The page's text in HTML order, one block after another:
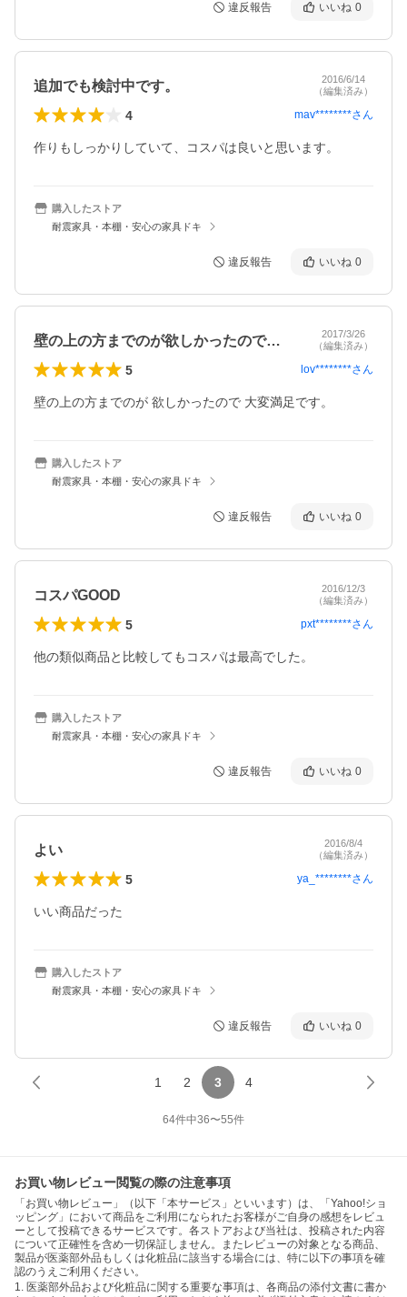
違反報告 いいね 0
追加でも検討中です。
2016/6/14
（編集済み）
4 mav********さん
作りもしっかりしていて、コスパは良いと思います。
購入したストア
耐震家具・本棚・安心の家具ドキ
違反報告 いいね 0
壁の上の方までのが欲しかったので大変満…
2017/3/26
（編集済み）
5 lov********さん
壁の上の方までのが 欲しかったので 大変満足です。
購入したストア
耐震家具・本棚・安心の家具ドキ
違反報告 いいね 0
コスパGOOD
2016/12/3
（編集済み）
5 pxt********さん
他の類似商品と比較してもコスパは最高でした。
購入したストア
耐震家具・本棚・安心の家具ドキ
違反報告 いいね 0
よい
2016/8/4
（編集済み）
5 ya_********さん
いい商品だった
購入したストア
耐震家具・本棚・安心の家具ドキ
違反報告 いいね 0
1 2 3 4
64件中36〜55件
お買い物レビュー閲覧の際の注意事項
「お買い物レビュー」（以下「本サービス」といいます）は、「Yahoo!ショ
ッピング」において商品をご利用になられたお客様がご自身の感想をレビュ
ーとして投稿できるサービスです。各ストアおよび当社は、投稿された内容
について正確性を含め一切保証しません。またレビューの対象となる商品、
製品が医薬部外品もしくは化粧品に該当する場合には、特に以下の事項を確
認のうえご利用ください。
1. 医薬部外品および化粧品に関する重要な事項は、各商品の添付文書に書か